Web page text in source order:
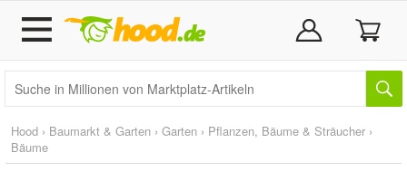
Hood › Baumarkt & Garten › Garten › Pflanzen, Bäume & Sträucher ›
Bäume